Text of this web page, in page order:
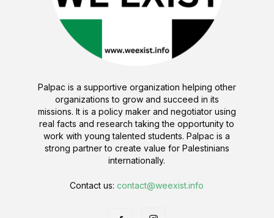
Palpac is a supportive organization helping other
organizations to grow and succeed in its
missions. It is a policy maker and negotiator using
real facts and research taking the opportunity to
work with young talented students. Palpac is a
strong partner to create value for Palestinians
internationally.
Contact us:contact@weexist.info